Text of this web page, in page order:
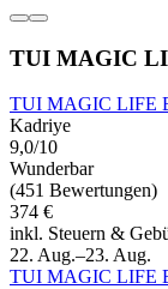
TUI MAGIC
TUI MAGIC LIFE
Kadriye
9,0/10
Wunderbar
(451 Bewertungen)
374 €
inkl. Steuern &
22. Aug.–23. Aug.
TUI MAGIC LIFE